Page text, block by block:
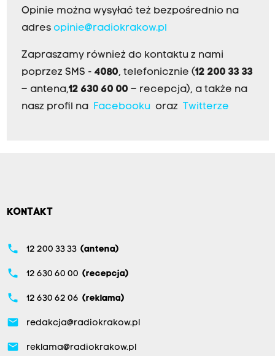
Opinie można wysyłać też bezpośrednio na
adres opinie@radiokrakow.pl
Zapraszamy również do kontaktu z nami
poprzez SMS - 4080, telefonicznie (12 200 33 33
– antena,12 630 60 00 – recepcja), a także na
nasz profil na Facebookuoraz Twitterze
KONTAKT
phone 12 200 33 33 (antena)
phone 12 630 60 00 (recepcja)
phone 12 630 62 06 (reklama)
email redakcja@radiokrakow.pl
email reklama@radiokrakow.pl